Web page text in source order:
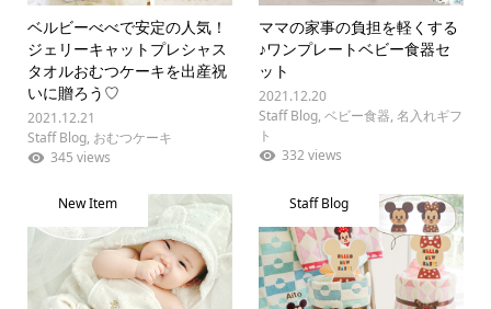
ベルビーべべで安定の人気！
ジェリーキャットプレシャス
タオルおむつケーキを出産祝
いに贈ろう♡
2021.12.21
Staff Blog, おむつケーキ
345 views
ママの家事の負担を軽くする
♪ワンプレートベビー食器セ
ット
2021.12.20
Staff Blog,ベビー食器,名入れギフ
ト
332 views
New Item Staff Blog